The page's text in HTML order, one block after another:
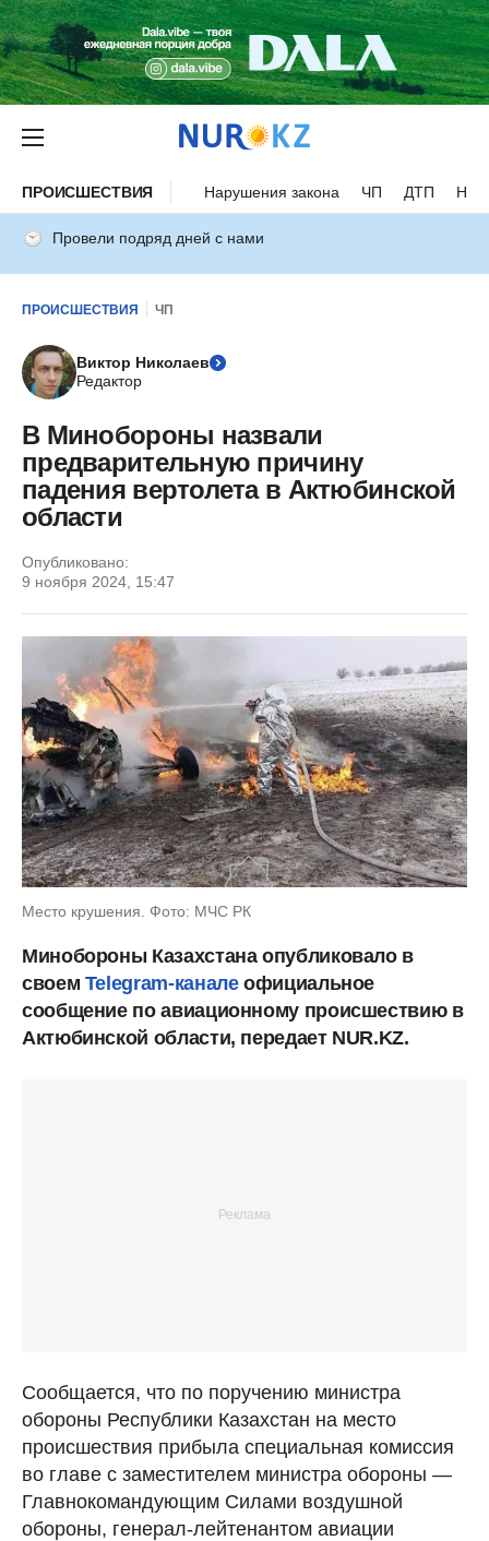
ПРОИСШЕСТВИЯ Нарушения закона ЧП ДТП
Провели подряд дней с нами
ПРОИСШЕСТВИЯ ЧП
Виктор Николаев
Редактор
В Минобороны назвали
предварительную причину
падения вертолета в Актюбинской
области
Опубликовано:
9 ноября 2024, 15:47
Место крушения. Фото: МЧС РК
Минобороны Казахстана опубликовало в
своем Telegram-каналеофициальное
сообщение по авиационному происшествию в
Актюбинской области, передает NUR.KZ.
Сообщается, что по поручению министра
обороны Республики Казахстан на место
происшествия прибыла специальная комиссия
во главе с заместителем министра обороны —
Главнокомандующим Силами воздушной
обороны, генерал-лейтенантом авиации